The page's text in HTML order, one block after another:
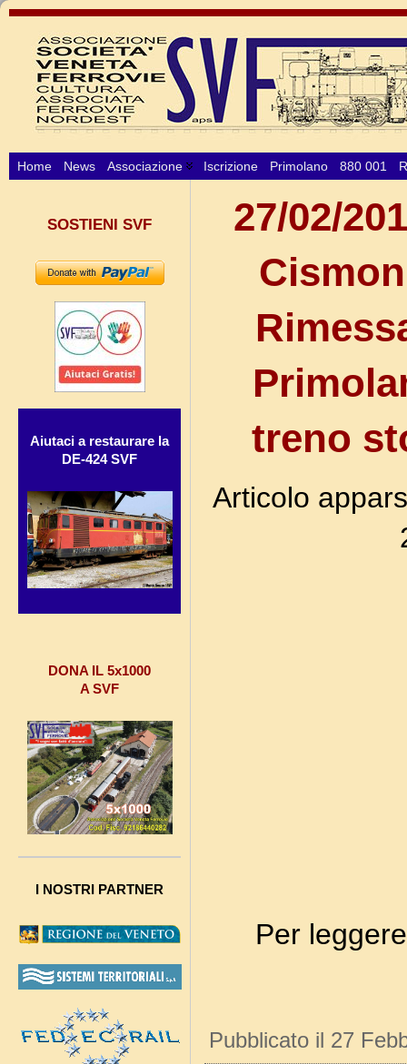
Home News Associazione Iscrizione Primolano 880 001
SOSTIENI SVF
Aiutaci a restaurare la
DE-424 SVF
DONA IL 5x1000
A SVF
I NOSTRI PARTNER
27/02/
treno
Articolo
Per
Pubblicato il 27